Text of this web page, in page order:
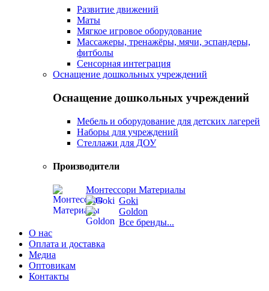
Развитие движений
Маты
Мягкое игровое оборудование
Массажеры, тренажёры, мячи, эспандеры,
фитболы
Сенсорная интеграция
Оснащение дошкольных учреждений
Оснащение дошкольных учреждений
Мебель и оборудование для детских лагерей
Наборы для учреждений
Стеллажи для ДОУ
Производители
Монтессори Материалы
Goki
Goldon
Все бренды...
О нас
Оплата и доставка
Медиа
Оптовикам
Контакты